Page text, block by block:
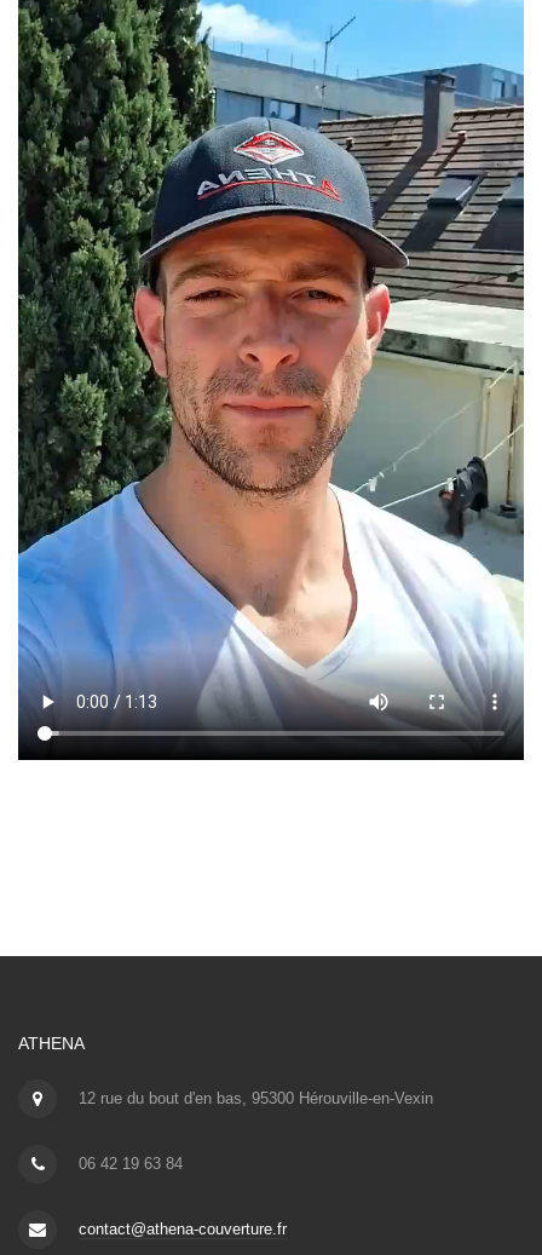
ATHENA
12 rue du bout d'en bas, 95300 Hérouville-en-Vexin
06 42 19 63 84
contact@athena-couverture.fr